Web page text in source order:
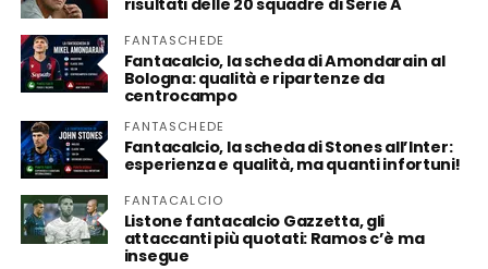
risultati delle 20 squadre di Serie A
FANTASCHEDE
Fantacalcio, la scheda di Amondarain al
Bologna: qualità e ripartenze da
centrocampo
FANTASCHEDE
Fantacalcio, la scheda di Stones all’Inter:
esperienza e qualità, ma quanti infortuni!
FANTACALCIO
Listone fantacalcio Gazzetta, gli
attaccanti più quotati: Ramos c’è ma
insegue